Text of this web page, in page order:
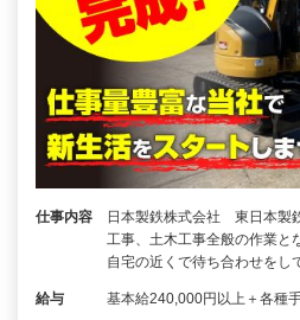
仕事内容
日本製鉄株式会社 東日本製
工事、土木工事全般の作業と
自宅の近くで待ち合わせを
給与 基本給240,000円以上＋各種